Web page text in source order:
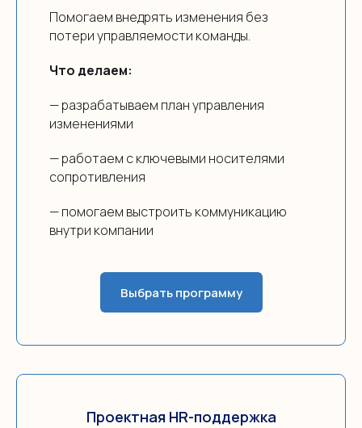
Помогаем внедрять изменения без
потери управляемости команды.
Что делаем:
— разрабатываем план управления
изменениями
— работаем с ключевыми носителями
сопротивления
— помогаем выстроить коммуникацию
внутри компании
Выбрать программу
Проектная HR-поддержка